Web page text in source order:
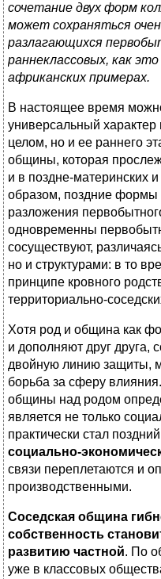
сочетание двух форм
может сохраняться
разлагающихся
раннеклассовых, как
африканских примерах.
В настоящее время
универсальный
целом, но и ее раннего
общины, которая
и в поздне-материнских
образом, поздние формы
разложения
одновременны
сосуществуют,
но и структурами: в то
принципе кровного
территориально-
Хотя род и община как
и дополняют друг друга,
двойную линию защиты,
борьба за сферу
общины над родом
является не только
практически стал
социально-
связи переплетаются и
производственными.
Соседская община
собственность
развитию частной. По
уже в классовых